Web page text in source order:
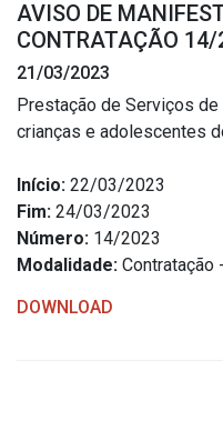
Estrutura
Secretarias
Administração
Agricultura e Meio
Assistência Social
AVISO DE
CONTRATAÇÃO 14/
21/03/2023
Prestação de Serviços de
crianças e adolescentes
Início: 22/03/2023
Fim: 24/03/2023
Número: 14/2023
Modalidade: Contratação
DOWNLOAD